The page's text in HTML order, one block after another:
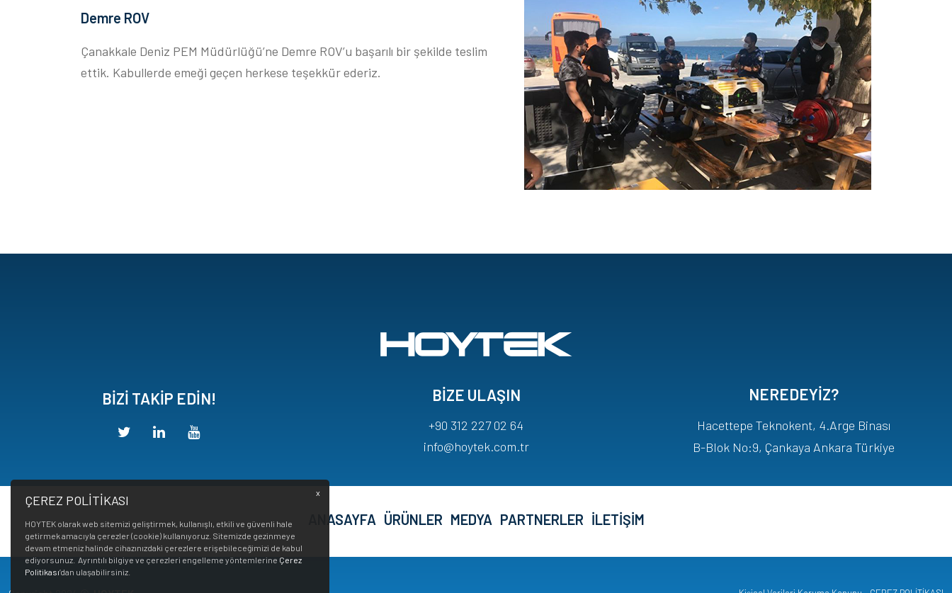
Demre ROV
Çanakkale Deniz PEM Müdürlüğü’ne Demre ROV’u başarılı bir şekilde teslim
ettik. Kabullerde emeği geçen herkese teşekkür ederiz.
BİZİ TAKİP EDİN! BİZE ULAŞIN
+90 312 227 02 64
info@hoytek.com.tr
NEREDEYİZ?
Hacettepe Teknokent, 4.Arge Binası
B-Blok No:9, Çankaya Ankara Türkiye
ANASAYFA ÜRÜNLER MEDYA PARTNERLER İLETİŞİM
x
ÇEREZ POLİTİKASI
HOYTEK olarak web sitemizi geliştirmek, kullanışlı, etkili ve güvenli hale
getirmek amacıyla çerezler (cookie) kullanıyoruz. Sitemizde gezinmeye
devam etmeniz halinde cihazınızdaki çerezlere erişebileceğimizi de kabul
ediyorsunuz. Ayrıntılı bilgiye ve çerezleri engelleme yöntemlerine Çerez
Politikası’dan ulaşabilirsiniz.